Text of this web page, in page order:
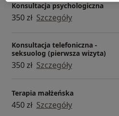
Konsultacja psychologiczna
350 zł Szczegóły
Konsultacja telefoniczna -
seksuolog (pierwsza wizyta)
350 zł Szczegóły
Terapia małżeńska
450 zł Szczegóły